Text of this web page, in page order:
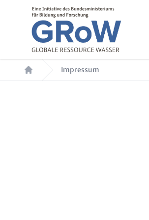
Direkt zum Inhalt
PfadnavigationImpressum